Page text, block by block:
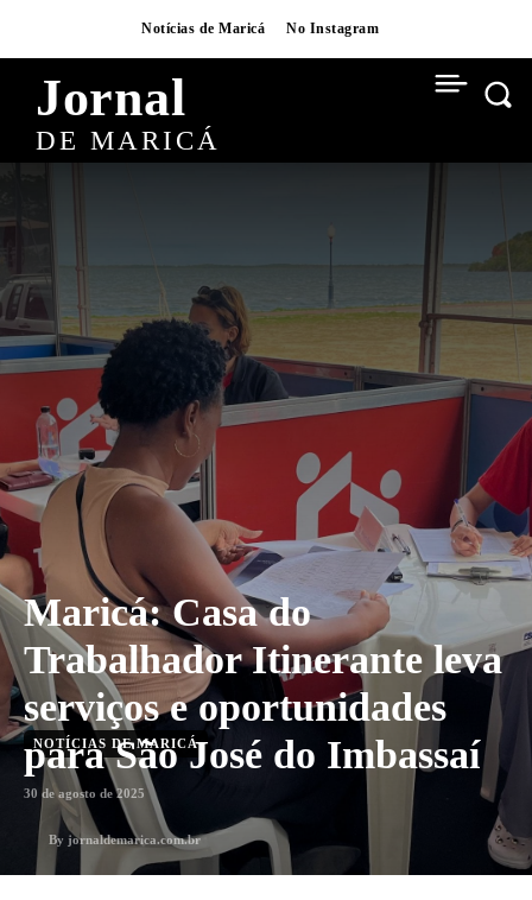
Notícias de Maricá No Instagram
Jornal
DE MARICÁ
Maricá: Casa do
Trabalhador Itinerante leva
serviços e oportunidades
para São José do Imbassaí
NOTÍCIAS DE MARICÁ
30 de agosto de 2025
By jornaldemarica.com.br